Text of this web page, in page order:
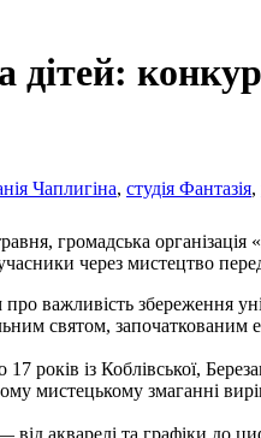
Чаплигіна, студія Фантазія,
громадська
через мистецтво
важливість збереження
святом, започаткованим
років із Коблівської,
мистецькому змаганні
від акварелі та графіки